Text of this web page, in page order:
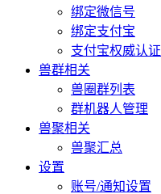
绑定微信号
绑定支付宝
支付宝权威认证
兽群相关
兽圈群列表
群机器人管理
兽聚相关
兽聚汇总
设置
账号/通知设置